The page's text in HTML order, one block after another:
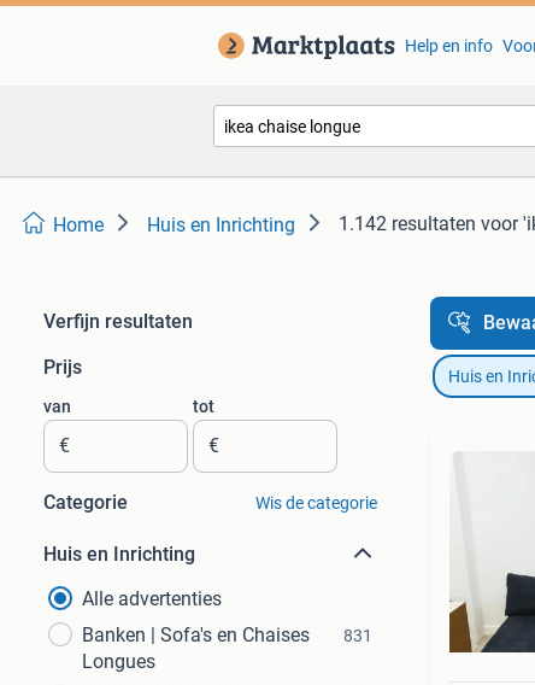
Help en info
Home Huis en Inrichting 1.142 resultaten voor
Verfijn resultaten
Prijs
van
€
tot
€
Categorie Wis de categorie
Huis en Inrichting
Alle advertenties
Banken | Sofa's en Chaises
Longues
831
Huis en